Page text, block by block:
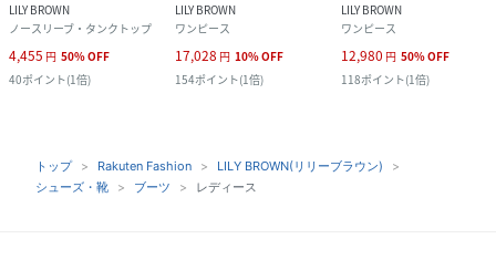
LILY BROWN
ノースリーブ・タンクトップ
4,455 円 50%OFF
40ポイント(1倍)
LILY BROWN
ワンピース
17,028 円 10%OFF
154ポイント(1倍)
LILY BROWN
ワンピース
12,980 円 50%OFF
118ポイント(1倍)
トップ Rakuten Fashion
LILY BROWN(リリーブラウン)
シューズ・靴
ブーツ レディース